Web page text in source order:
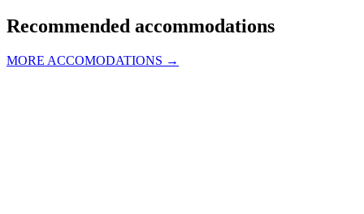
Recommended accommodations
MORE ACCOMODATIONS →